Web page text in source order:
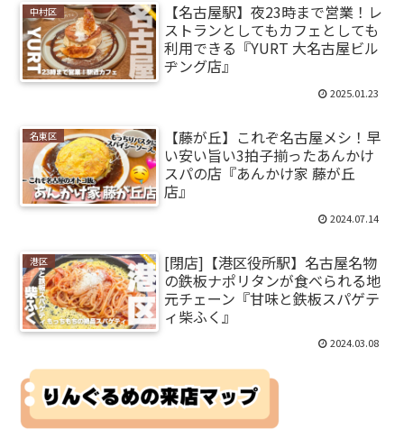
中村区
【名古屋駅】夜23時まで営業！レ
ストランとしてもカフェとしても
利用できる『YURT 大名古屋ビル
ヂング店』
2025.01.23
名東区
【藤が丘】これぞ名古屋メシ！早
い安い旨い3拍子揃ったあんかけ
スパの店『あんかけ家 藤が丘
店』
2024.07.14
港区
[閉店]【港区役所駅】名古屋名物
の鉄板ナポリタンが食べられる地
元チェーン『甘味と鉄板スパゲテ
ィ柴ふく』
2024.03.08